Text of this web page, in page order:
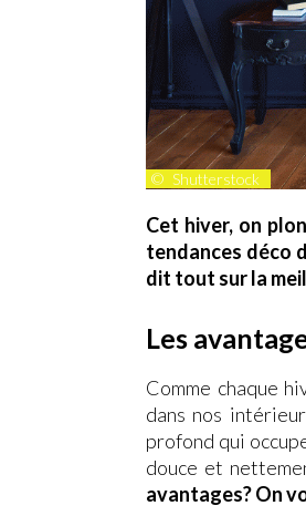
© Shutterstock
Cet hiver, on
tendances déco
dit tout sur la
Les
Comme chaque
dans nos
profond qui
douce et
avantages? On